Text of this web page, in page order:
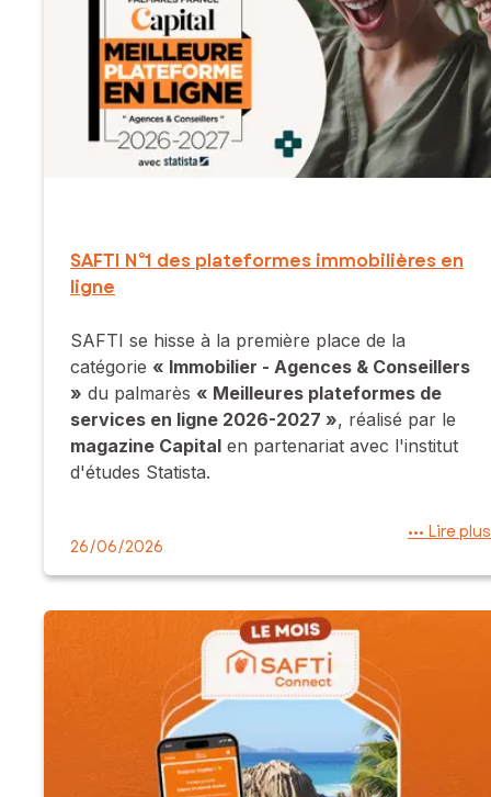
SAFTI N°1 des plateformes immobilières en
ligne
SAFTI se hisse à la première place de la
catégorie « Immobilier - Agences & Conseillers
» du palmarès « Meilleures plateformes de
services en ligne 2026-2027 », réalisé par le
magazine Capital en partenariat avec l'institut
d'études Statista.
26/06/2026
••• Lire plus